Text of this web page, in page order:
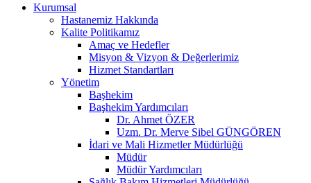
Kurumsal
Hastanemiz Hakkında
Kalite Politikamız
Amaç ve Hedefler
Misyon & Vizyon & Değerlerimiz
Hizmet Standartları
Yönetim
Başhekim
Başhekim Yardımcıları
Dr. Ahmet ÖZER
Uzm. Dr. Merve Sibel GÜNGÖREN
İdari ve Mali Hizmetler Müdürlüğü
Müdür
Müdür Yardımcıları